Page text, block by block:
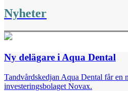
Nyheter
Ny delägare i Aqua Dental
Tandvårdskedjan Aqua Dental får en
investeringsbolaget Novax.